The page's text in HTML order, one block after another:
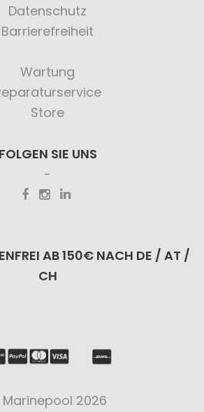
Datenschutz
Barrierefreiheit
Wartung
Store
FOLGEN SIE UNS
AB 150€ NACH DE / AT /
CH
2026